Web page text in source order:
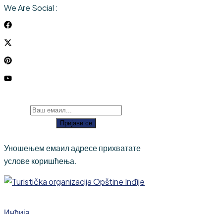
We Are Social :
Пријави се
Уношењем емаил адресе прихватате
услове коришћења.